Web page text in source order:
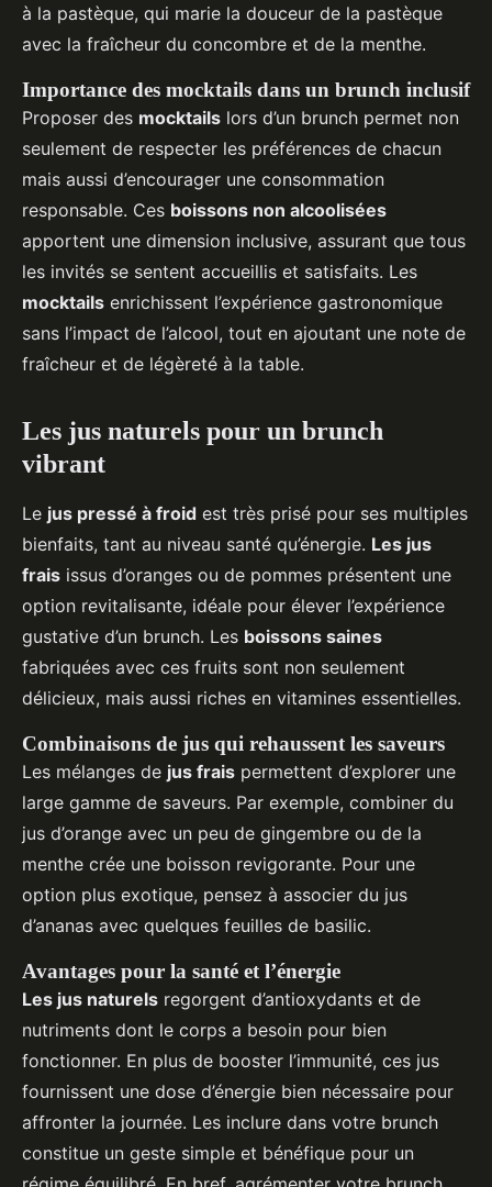
à la pastèque, qui marie la douceur de la pastèque
avec la fraîcheur du concombre et de la menthe.
Importance des mocktails dans un brunch inclusif
Proposer des mocktails lors d’un brunch permet non
seulement de respecter les préférences de chacun
mais aussi d’encourager une consommation
responsable. Ces boissons non alcoolisées
apportent une dimension inclusive, assurant que tous
les invités se sentent accueillis et satisfaits. Les
mocktails enrichissent l’expérience gastronomique
sans l’impact de l’alcool, tout en ajoutant une note de
fraîcheur et de légèreté à la table.
Les jus naturels pour un brunch
vibrant
Le jus pressé à froid est très prisé pour ses multiples
bienfaits, tant au niveau santé qu’énergie. Les jus
frais issus d’oranges ou de pommes présentent une
option revitalisante, idéale pour élever l’expérience
gustative d’un brunch. Les boissons saines
fabriquées avec ces fruits sont non seulement
délicieux, mais aussi riches en vitamines essentielles.
Combinaisons de jus qui rehaussent les saveurs
Les mélanges de jus frais permettent d’explorer une
large gamme de saveurs. Par exemple, combiner du
jus d’orange avec un peu de gingembre ou de la
menthe crée une boisson revigorante. Pour une
option plus exotique, pensez à associer du jus
d’ananas avec quelques feuilles de basilic.
Avantages pour la santé et l’énergie
Les jus naturels regorgent d’antioxydants et de
nutriments dont le corps a besoin pour bien
fonctionner. En plus de booster l’immunité, ces jus
fournissent une dose d’énergie bien nécessaire pour
affronter la journée. Les inclure dans votre brunch
constitue un geste simple et bénéfique pour un